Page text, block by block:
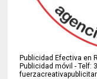
Publicidad Efectiva en
Publicidad móvil - Telf: